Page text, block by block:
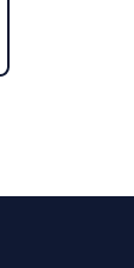
Емілі в